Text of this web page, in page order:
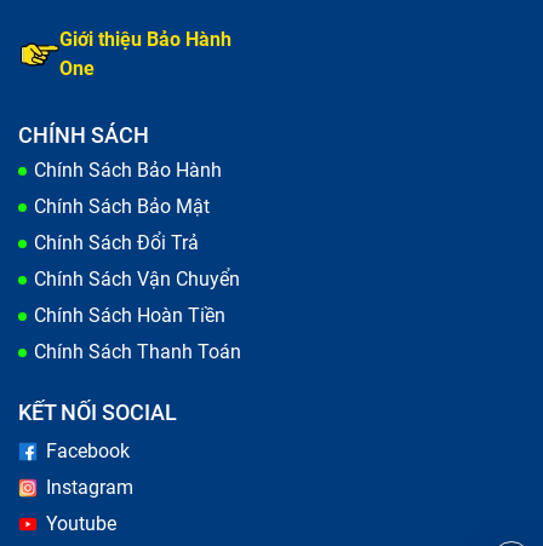
Giới thiệu Bảo Hành
One
CHÍNH SÁCH
Chính Sách Bảo Hành
Chính Sách Bảo Mật
Chính Sách Đổi Trả
Chính Sách Vận Chuyển
Chính Sách Hoàn Tiền
Chính Sách Thanh Toán
KẾT NỐI SOCIAL
Facebook
Instagram
Youtube